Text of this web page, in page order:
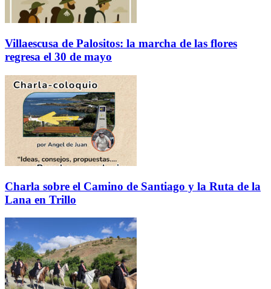
Villaescusa de Palositos: la marcha de las flores
regresa el 30 de mayo
Charla sobre el Camino de Santiago y la Ruta de la
Lana en Trillo